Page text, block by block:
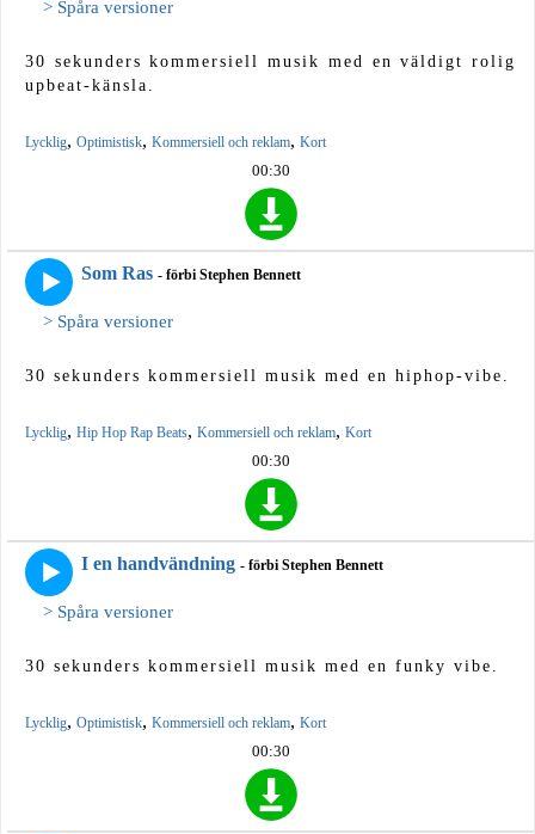
> Spåra versioner
30 sekunders kommersiell musik med en väldigt rolig
upbeat-känsla.
Lycklig, Optimistisk, Kommersiell och reklam, Kort
00:30
Som Ras - förbi Stephen Bennett
> Spåra versioner
30 sekunders kommersiell musik med en hiphop-vibe.
Lycklig, Hip Hop Rap Beats, Kommersiell och reklam, Kort
00:30
I en handvändning - förbi Stephen Bennett
> Spåra versioner
30 sekunders kommersiell musik med en funky vibe.
Lycklig, Optimistisk, Kommersiell och reklam, Kort
00:30